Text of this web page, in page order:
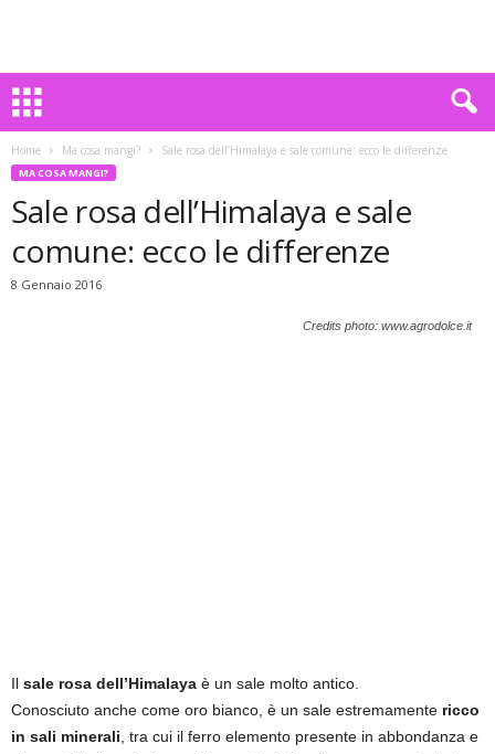
Home Ma cosa mangi? Sale rosa dell’Himalaya e sale comune: ecco le differenze
MA COSA MANGI?
Sale rosa dell’Himalaya e sale
comune: ecco le differenze
8 Gennaio 2016
Credits photo: www.agrodolce.it
Il sale rosa dell’Himalaya è un sale molto antico.
Conosciuto anche come oro bianco, è un sale estremamente ricco
in sali minerali , tra cui il ferro elemento presente in abbondanza e